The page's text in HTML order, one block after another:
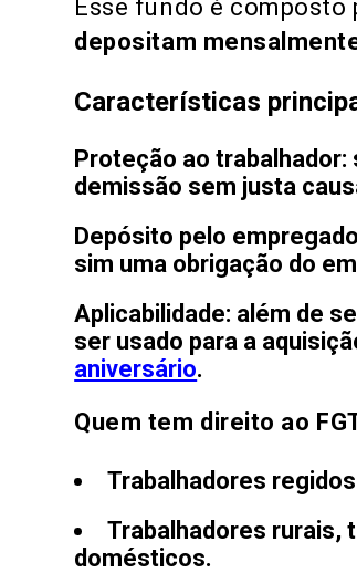
Esse fundo é
depositam
Características
Proteção ao trabalhador:
demissão sem justa
Depósito pelo
sim uma obrigação do
Aplicabilidade: além de
ser usado para a
aniversário.
Quem tem direito ao
Trabalhadores
Trabalhadores
domésticos.